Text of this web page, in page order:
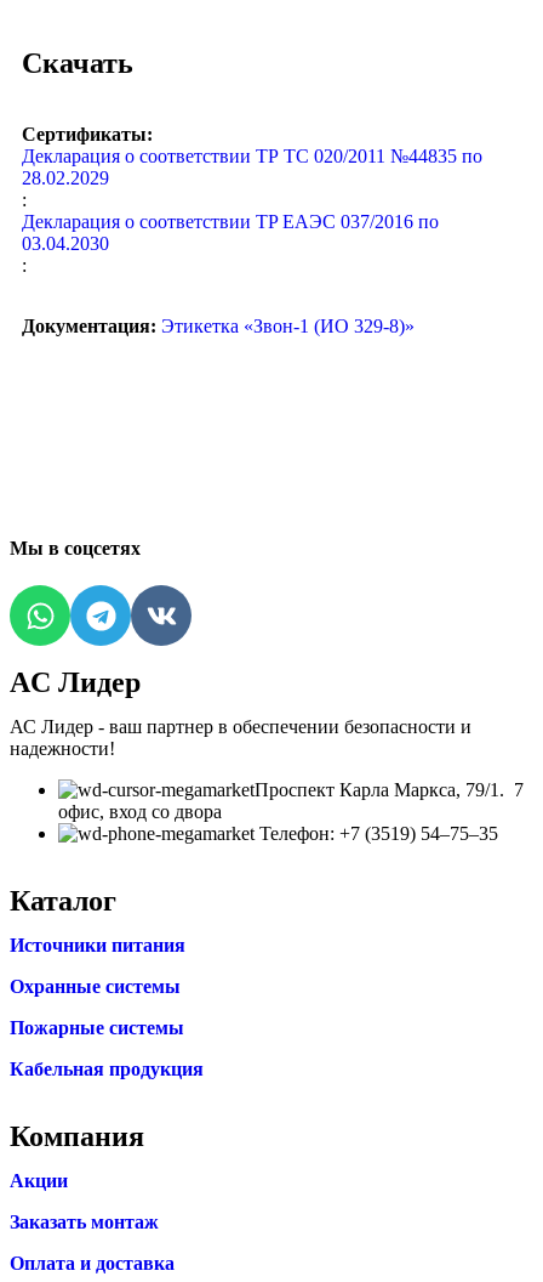
Скачать
Сертификаты:
Декларация о соответствии ТР ТС 020/2011 №44835 по
28.02.2029
:
Декларация о соответствии TP EAЭC 037/2016 по
03.04.2030
:
Документация: Этикетка «Звон-1 (ИО 329-8)»
Мы в соцсетях
AC Лидер
АС Лидер - ваш партнер в обеспечении безопасности и
надежности!
​Проспект Карла Маркса, 79/1. 7
офис, вход со двора
Телефон: +7 (3519) 54‒75‒35
Каталог
Источники питания
Охранные системы
Пожарные системы
Кабельная продукция
Компания
Акции
Заказать монтаж
Оплата и доставка